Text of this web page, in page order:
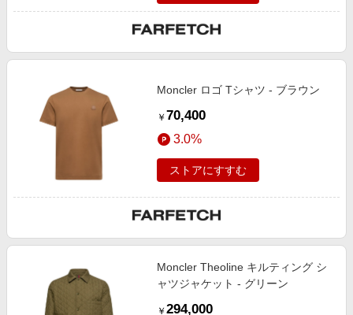
Moncler ロゴ Tシャツ - ブラウン
￥ 70,400
3.0%
ストアにすすむ
Moncler Theoline キルティング シ
ャツジャケット - グリーン
￥ 294,000